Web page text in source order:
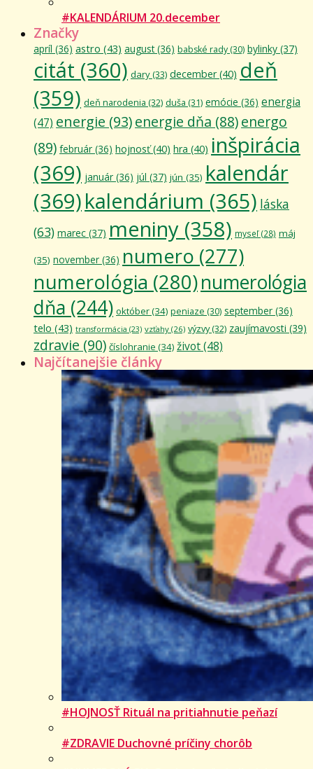
#KALENDÁRIUM 20.december
Značky
apríl (36) astro (43) august(36) babské rady (30) bylinky (37)
citát (360) dary(33) december(40) deň
(359) deň narodenia (32) duša (31) emócie (36) energia
(47) energie (93)energie dňa (88)energo
(89) február (36) hojnosť(40) hra (40) inšpirácia
(369) január (36) júl (37) jún (35) kalendár
(369)kalendárium (365) láska
(63) marec (37) meniny (358) myseľ(28) máj
(35) november (36) numero (277)
numerológia (280)numerológia
dňa (244) október(34) peniaze (30) september (36)
telo (43) transformácia (23) vzťahy (26) výzvy(32) zaujímavosti (39)
zdravie (90) číslohranie (34) život(48)
Najčítanejšie články
#HOJNOSŤ Rituál na pritiahnutie peňazí
#ZDRAVIE Duchovné príčiny chorôb